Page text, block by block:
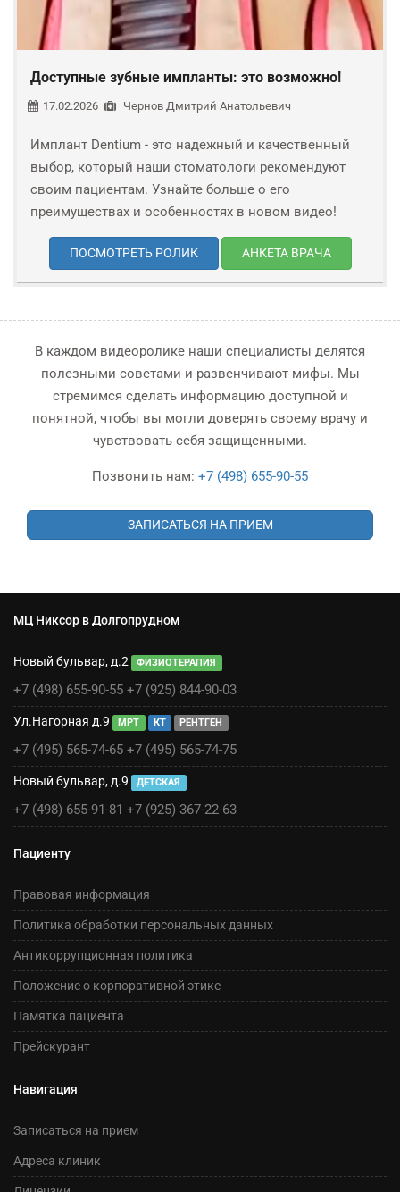
Доступные зубные импланты: это возможно!
17.02.2026 Чернов Дмитрий Анатольевич
Имплант Dentium - это надежный и качественный
выбор, который наши стоматологи рекомендуют
своим пациентам. Узнайте больше о его
преимуществах и особенностях в новом видео!
ПОСМОТРЕТЬ РОЛИК АНКЕТА ВРАЧА
В каждом видеоролике наши специалисты делятся
полезными советами и развенчивают мифы. Мы
стремимся сделать информацию доступной и
понятной, чтобы вы могли доверять своему врачу и
чувствовать себя защищенными.
Позвонить нам: +7 (498) 655-90-55
ЗАПИСАТЬСЯ НА ПРИЕМ
МЦ Никсор в Долгопрудном
Новый бульвар, д.2 ФИЗИОТЕРАПИЯ
+7 (498) 655-90-55 +7 (925) 844-90-03
Ул.Нагорная д.9 МРТ КТ РЕНТГЕН
+7 (495) 565-74-65 +7 (495) 565-74-75
Новый бульвар, д.9 ДЕТСКАЯ
+7 (498) 655-91-81 +7 (925) 367-22-63
Пациенту
Правовая информация
Политика обработки персональных данных
Антикоррупционная политика
Положение о корпоративной этике
Памятка пациента
Прейскурант
Навигация
Записаться на прием
Адреса клиник